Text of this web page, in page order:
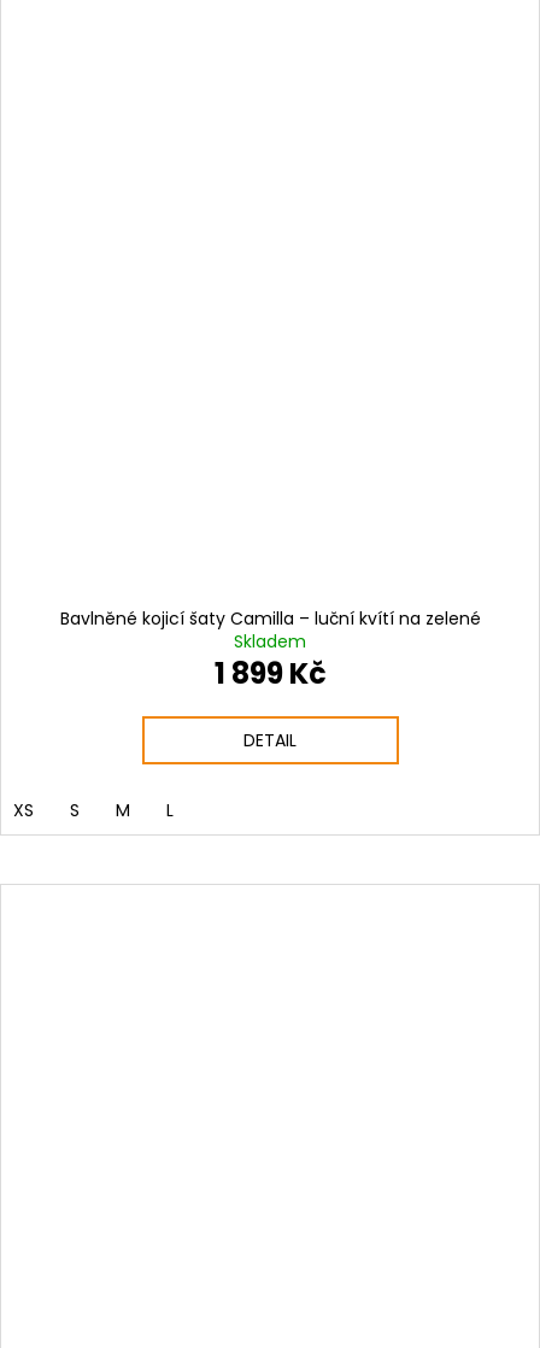
Bavlněné kojicí šaty Camilla – luční kvítí na zelené
Skladem
1 899 Kč
DETAIL
XS S M L